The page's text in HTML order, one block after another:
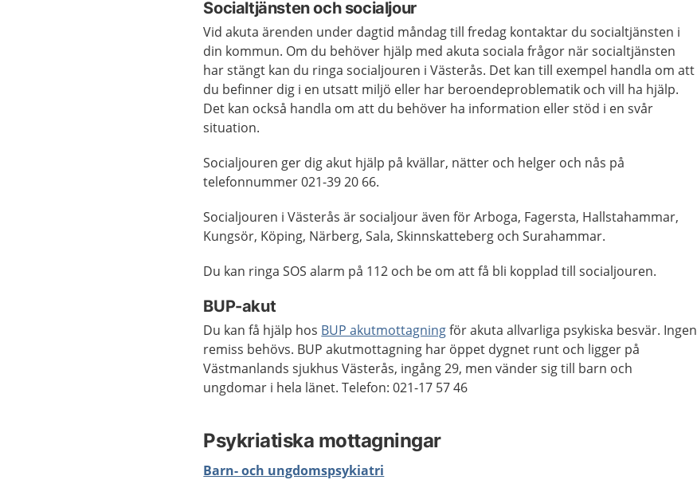
Socialtjänsten och socialjour
Vid akuta ärenden under dagtid måndag till fredag kontaktar du socialtjänsten i
din kommun. Om du behöver hjälp med akuta sociala frågor när socialtjänsten
har stängt kan du ringa socialjouren i Västerås. Det kan till exempel handla om att
du befinner dig i en utsatt miljö eller har beroendeproblematik och vill ha hjälp.
Det kan också handla om att du behöver ha information eller stöd i en svår
situation.
Socialjouren ger dig akut hjälp på kvällar, nätter och helger och nås på
telefonnummer 021-39 20 66.
Socialjouren i Västerås är socialjour även för Arboga, Fagersta, Hallstahammar,
Kungsör, Köping, Närberg, Sala, Skinnskatteberg och Surahammar.
Du kan ringa SOS alarm på 112 och be om att få bli kopplad till socialjouren.
BUP-akut
Du kan få hjälp hos BUP akutmottagningför akuta allvarliga psykiska besvär. Ingen
remiss behövs. BUP akutmottagning har öppet dygnet runt och ligger på
Västmanlands sjukhus Västerås, ingång 29, men vänder sig till barn och
ungdomar i hela länet. Telefon: 021-17 57 46
Psykriatiska mottagningar
Barn- och ungdomspsykiatri